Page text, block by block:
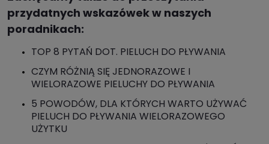
przydatnych wskazówek w naszych
poradnikach:
TOP 8 PYTAŃ DOT. PIELUCH DO PŁYWANIA
CZYM RÓŻNIĄ SIĘ JEDNORAZOWE I
WIELORAZOWE PIELUCHY DO PŁYWANIA
5 POWODÓW, DLA KTÓRYCH WARTO UŻYWAĆ
PIELUCH DO PŁYWANIA WIELORAZOWEGO
UŻYTKU